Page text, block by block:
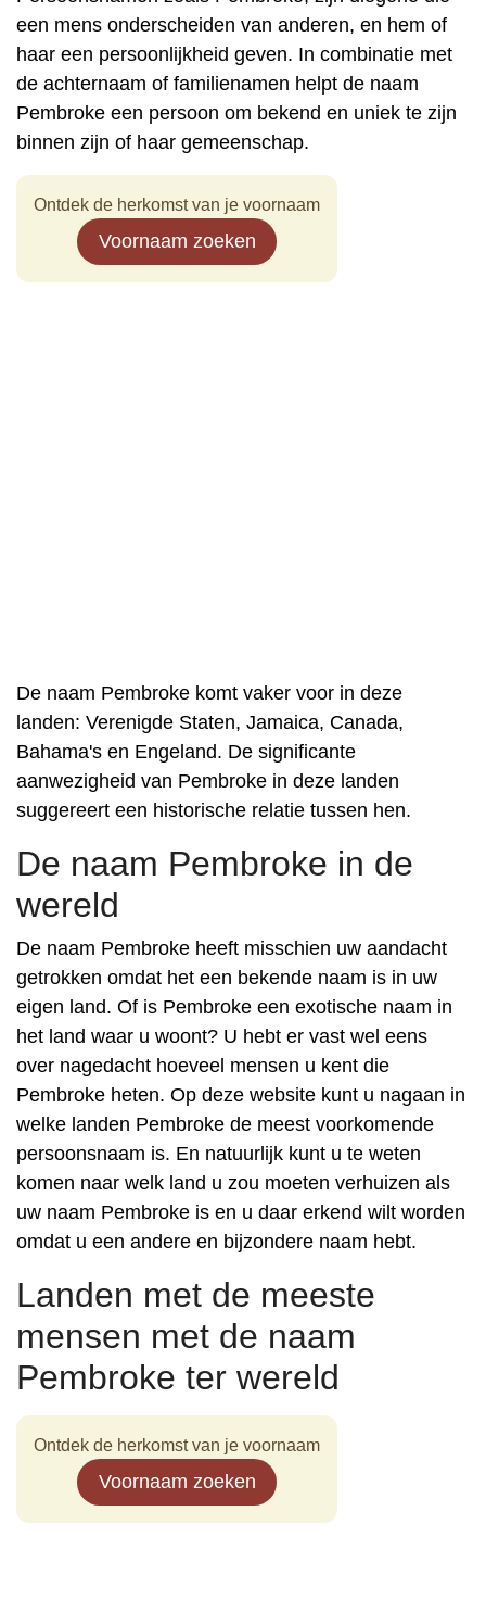
een mens onderscheiden van anderen, en hem of
haar een persoonlijkheid geven. In combinatie met
de achternaam of familienamen helpt de naam
Pembroke een persoon om bekend en uniek te zijn
binnen zijn of haar gemeenschap.
Ontdek de herkomst van je voornaam
Voornaam zoeken
De naam Pembroke komt vaker voor in deze
landen: Verenigde Staten, Jamaica, Canada,
Bahama's en Engeland. De significante
aanwezigheid van Pembroke in deze landen
suggereert een historische relatie tussen hen.
De naam Pembroke in de
wereld
De naam Pembroke heeft misschien uw aandacht
getrokken omdat het een bekende naam is in uw
eigen land. Of is Pembroke een exotische naam in
het land waar u woont? U hebt er vast wel eens
over nagedacht hoeveel mensen u kent die
Pembroke heten. Op deze website kunt u nagaan in
welke landen Pembroke de meest voorkomende
persoonsnaam is. En natuurlijk kunt u te weten
komen naar welk land u zou moeten verhuizen als
uw naam Pembroke is en u daar erkend wilt worden
omdat u een andere en bijzondere naam hebt.
Landen met de meeste
mensen met de naam
Pembroke ter wereld
Ontdek de herkomst van je voornaam
Voornaam zoeken